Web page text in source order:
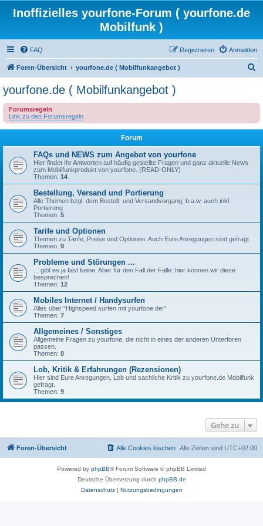
Inoffizielles yourfone-Forum ( yourfone.de
Mobilfunk )
FAQ Anmelden
Registrieren
Foren-Übersicht yourfone.de ( Mobilfunkangebot )
e
yourfone.de ( Mobilfunkangebot )
Forumsregeln
Link zu den Forumsregeln
Forum
FAQs und NEWS zum Angebot von yourfone
Hier findet Ihr Antworten auf häufig gestellte Fragen und ganz aktuelle News
zum Mobilfunkprodukt von yourfone. (READ-ONLY)
Themen: 14
Bestellung, Versand und Portierung
Alle Themen bzgl. dem Bestell- und Versandvorgang, b.a.w. auch inkl.
Portierung
Themen: 5
Tarife und Optionen
Themen zu Tarife, Preise und Optionen. Auch Eure Anregungen sind gefragt.
Themen: 9
Probleme und Störungen ...
... gibt es ja fast keine. Aber für den Fall der Fälle: hier können wir diese
besprechen!
Themen: 12
Mobiles Internet / Handysurfen
Alles über "Highspeed surfen mit yourfone.de!"
Themen: 7
Allgemeines / Sonstiges
Allgemeine Fragen zu yourfone, die nicht in eines der anderen Unterforen
passen.
Themen: 8
Lob, Kritik & Erfahrungen (Rezensionen)
Hier sind Eure Anregungen, Lob und sachliche Kritik zu yourfone.de Mobilfunk
gefragt.
Themen: 9
Gehe zu
Foren-Übersicht Alle Zeiten sind UTC+02:00
Alle Cookies löschen
Powered by phpBB® Forum Software © phpBB Limited
Deutsche Übersetzung durch phpBB.de
Datenschutz| Nutzungsbedingungen